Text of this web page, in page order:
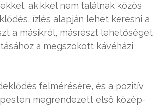
akikkel nem találnak közös
ízlés alapján lehet keresni a
a másikról, másrészt lehetőséget
a megszokott kávéházi
felmérésére, és a pozitív
megrendezett első közép-